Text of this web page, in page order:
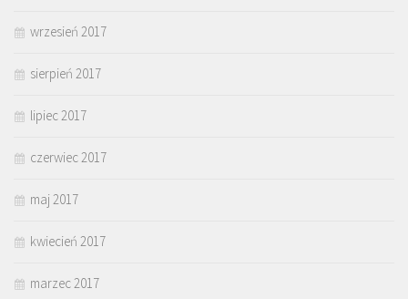
wrzesień 2017
sierpień 2017
lipiec 2017
czerwiec 2017
maj 2017
kwiecień 2017
marzec 2017